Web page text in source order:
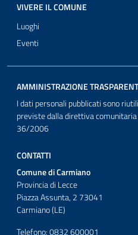
VIVERE IL COMUNE
Luoghi
Eventi
AMMINISTRAZIONE
I dati personali pubblicati sono
previste dalla direttiva
36/2006
CONTATTI
Comune di Carmiano
Provincia di Lecce
Piazza Assunta, 2 73041
Carmiano (LE)
Telefono: 0832 600001